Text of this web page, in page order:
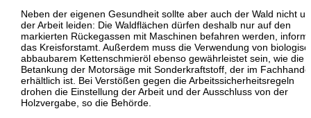
Neben der eigenen Gesundheit sollte aber auch der Wald nicht
der Arbeit leiden: Die Waldflächen dürfen deshalb nur auf den
markierten Rückegassen mit Maschinen befahren werden,
das Kreisforstamt. Außerdem muss die Verwendung von
abbaubarem Kettenschmieröl ebenso gewährleistet sein, wie die
Betankung der Motorsäge mit Sonderkraftstoff, der im
erhältlich ist. Bei Verstößen gegen die Arbeitssicherheitsregeln
drohen die Einstellung der Arbeit und der Ausschluss von der
Holzvergabe, so die Behörde.